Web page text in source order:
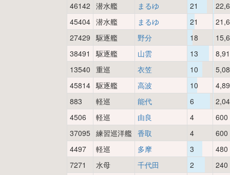
46142 潜水艦 まるゆ 21
45404 潜水艦 まるゆ 21
27429 駆逐艦 野分 18
38491
駆逐艦 山雲 13
13540 重巡 衣笠 10
45814 駆逐艦 高波 10
883
軽巡 能代 6
4506
軽巡 由良 4
600
37095 練習巡洋艦 香取 4
600
4497
軽巡 多摩 3
480
7271
水母 千代田 2
240